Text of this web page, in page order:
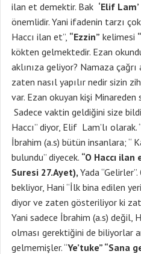
ilan et demektir. Bak ‘Elif Lam’
önemlidir. Yani ifadenin tarzı
Haccı ilan et”, “Ezzin” kelimesi
kökten gelmektedir. Ezan
aklınıza geliyor? Namaza çağrı
zaten nasıl yapılır nedir sizin
var. Ezan okuyan kişi
Sadece vaktin geldiğini size
Haccı” diyor, Elif Lam’lı olarak.
İbrahim (a.s) bütün insanlara; “
bulundu” diyecek. “O Haccı
Suresi 27.Ayet), Yada
bekliyor, Hani “İlk bina edilen
diyor ve zaten gösteriliyor ki
Yani sadece İbrahim (a.s) değil,
olması gerektiğini de biliyorlar
gelmemişler. “Ye’tuke” “Sana